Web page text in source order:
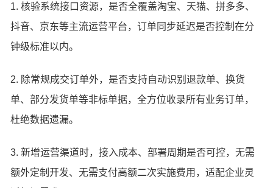
1. 核验系统接口资源，是否全覆盖淘宝、天猫、拼多多、
抖音、京东等主流运营平台，订单同步延迟是否控制在分
钟级标准以内。
2. 除常规成交订单外，是否支持自动识别退款单、换货
单、部分发货单等非标单据，全方位收录所有业务订单，
杜绝数据遗漏。
3. 新增运营渠道时，接入成本、部署周期是否可控，无需
额外定制开发、无需支付高额二次实施费用，适配企业灵